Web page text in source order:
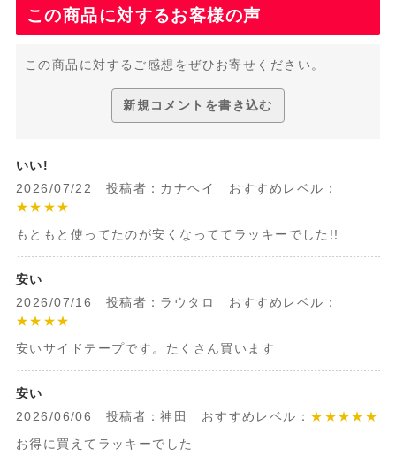
この商品に対するお客様の声
この商品に対するご感想をぜひお寄せください。
新規コメントを書き込む
いい!
2026/07/22 投稿者：カナヘイ おすすめレベル：
★★★★
もともと使ってたのが安くなっててラッキーでした!!
安い
2026/07/16 投稿者：ラウタロ おすすめレベル：
★★★★
安いサイドテープです。たくさん買います
安い
2026/06/06 投稿者：神田 おすすめレベル： ★★★★★
お得に買えてラッキーでした